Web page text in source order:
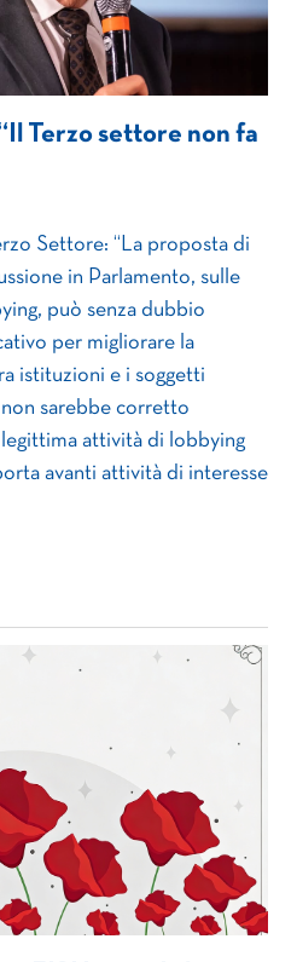
Terzo settore non fa
Settore: “La proposta di
in Parlamento, sulle
può senza dubbio
per migliorare la
istituzioni e i soggetti
sarebbe corretto
attività di lobbying
avanti attività di interesse